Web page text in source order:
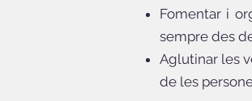
Fomentar i
sempre des
Aglutinar les
de les